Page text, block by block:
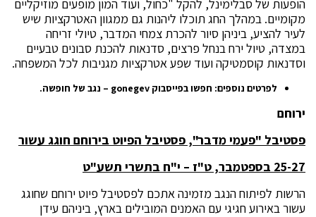
הופעות של סבלימינל, להקל "כחול, ועוד המון מופעים מוזיקליים
מקומיים. במהלך החג תוכלו ליהנות גם ממגוון האטרקציות שיש
לעיר להציע, ביניהן סיור להכרת צמחי המדבר, טיולי זריחה
במצדה, טיול ירח בנחל פרצים, סדנאות להכנת סבונים טבעיים
וסדנאות קוסמטיקה ועוד שפע אטרקציות מגניבות לכל המשפחה.
לפרטים נוספים: חפשו בפייסבוק gonegev– נגב של חופשה.
ירוחם
פסטיבל "פעמי מדבר", פסטיבל הפיוט בירוחם חוגג עשור
25-27 בספטמבר, ט"ז – י"ח בתשרי תשע"ט
הרשות לפיתוח הנגב מזמינה אתכם לפסטיבל פיוט ירוחם שחוגג
עשור באירוע חגיגי עם האמנים המובילים בארץ, ביניהם עידן